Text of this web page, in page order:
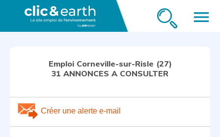
menu
Emploi Corneville-sur-Risle (27)
31 ANNONCES A CONSULTER
Créer une alerte e-mail